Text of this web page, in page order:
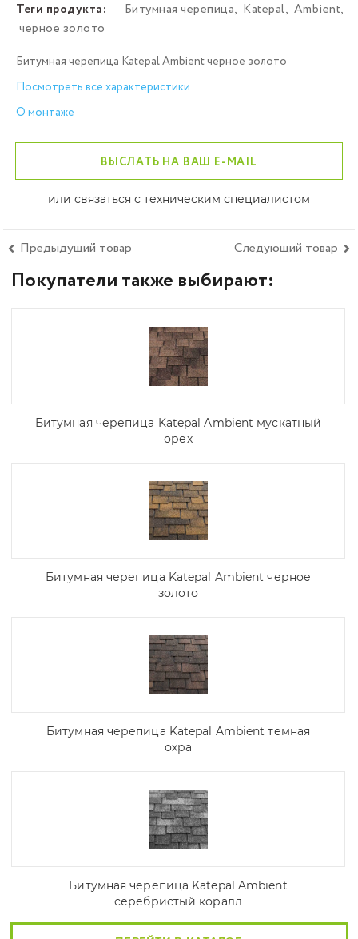
Теги продукта:
Битумная черепица, Katepal, Ambient,
черное золото
Битумная черепица Katepal Ambient черное золото
Посмотреть все характеристики
О монтаже
ВЫСЛАТЬ НА ВАШ E-MAIL
или связаться с техническим специалистом
Предыдущий товар Следующий товар
Покупатели также выбирают:
Битумная черепица Katepal Ambient мускатный
орех
Битумная черепица Katepal Ambient черное
золото
Битумная черепица Katepal Ambient темная
охра
Битумная черепица Katepal Ambient
серебристый коралл